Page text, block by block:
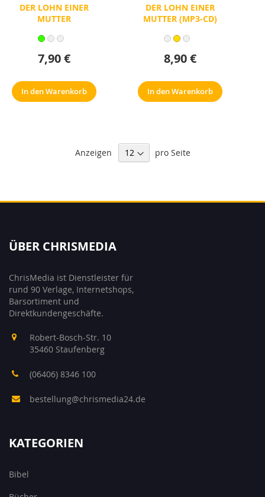
DER LOHN EINER
MUTTER
7,90 €
In den Warenkorb
DER LOHN EINER
MUTTER (MP3-CD)
8,90 €
In den Warenkorb
Anzeigen pro Seite
ÜBER CHRISMEDIA
ChrisMedia ist Dienstleister für
rund 90 Verlage, Internetshops,
Barsortiment und
Direktkundengeschäfte.
Robert-Bosch-Str. 10
35460 Staufenberg
(06406) 8346 100
bestellung@chrismedia24.de
KATEGORIEN
Bibel